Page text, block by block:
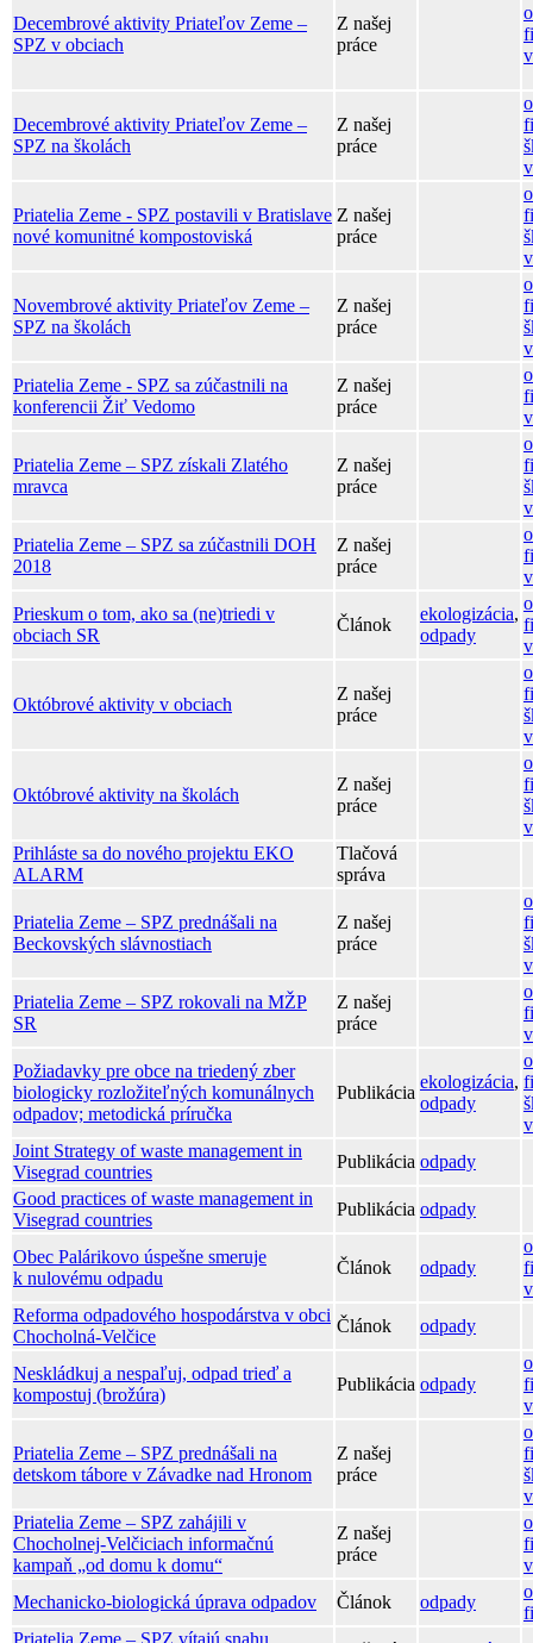
Decembrové aktivity Priateľov Zeme –
SPZ v obciach
Z našej
práce
Decembrové aktivity Priateľov Zeme –
SPZ na školách
Z našej
práce
Priatelia Zeme - SPZ postavili v Bratislave
nové komunitné kompostoviská
Z našej
práce
Novembrové aktivity Priateľov Zeme –
SPZ na školách
Z našej
práce
Priatelia Zeme - SPZ sa zúčastnili na
konferencii Žiť Vedomo
Z našej
práce
Priatelia Zeme – SPZ získali Zlatého
mravca
Z našej
práce
Priatelia Zeme – SPZ sa zúčastnili DOH
2018
Z našej
práce
Prieskum o tom, ako sa (ne)triedi v
obciach SR
Článok
ekologizácia,
odpady
Októbrové aktivity v obciach
Z našej
práce
Októbrové aktivity na školách
Z našej
práce
Prihláste sa do nového projektu EKO
ALARM
Tlačová
správa
Priatelia Zeme – SPZ prednášali na
Beckovských slávnostiach
Z našej
práce
Priatelia Zeme – SPZ rokovali na MŽP
SR
Z našej
práce
Požiadavky pre obce na triedený zber
biologicky rozložiteľných komunálnych
odpadov; metodická príručka
Publikácia
ekologizácia,
odpady
Joint Strategy of waste management in
Visegrad countries
Publikácia odpady
Good practices of waste management in
Visegrad countries
Publikácia odpady
Obec Palárikovo úspešne smeruje
k nulovému odpadu
Článok odpady
Reforma odpadového hospodárstva v obci
Chocholná-Velčice
Článok odpady
Neskládkuj a nespaľuj, odpad trieď a
kompostuj (brožúra)
Publikácia odpady
Priatelia Zeme – SPZ prednášali na
detskom tábore v Závadke nad Hronom
Z našej
práce
Priatelia Zeme – SPZ zahájili v
Chocholnej-Velčiciach informačnú
kampaň „od domu k domu“
Z našej
práce
Mechanicko-biologická úprava odpadov
Článok odpady
Priatelia Zeme – SPZ vítajú snahu